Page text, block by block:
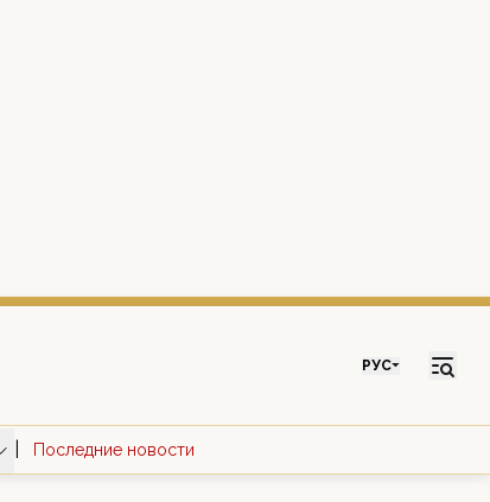
РУС
Последние новости